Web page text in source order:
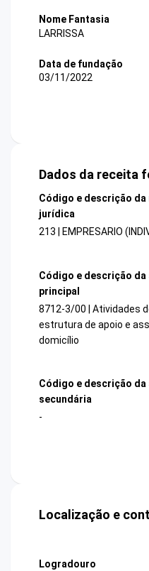
Nome Fantasia
LARRISSA
Data de fundação
03/11/2022
Dados da receita
Código e descrição da
jurídica
213 | EMPRESARIO
Código e descrição
principal
8712-3/00 | Atividades
estrutura de apoio e
domicílio
Código e descrição
secundária
-
Localização e
Logradouro